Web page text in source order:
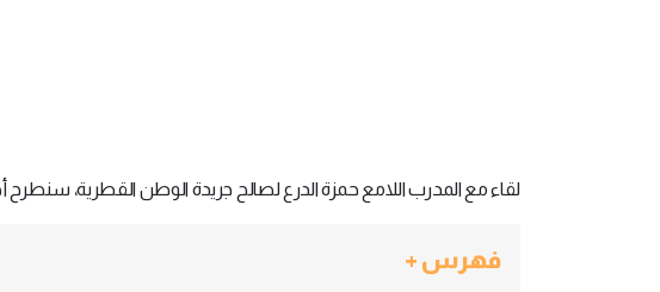
لقاء مع المدرب اللامع حمزة الدرع لصالح جريدة الوطن القطرية، سنطرح
فهرس +